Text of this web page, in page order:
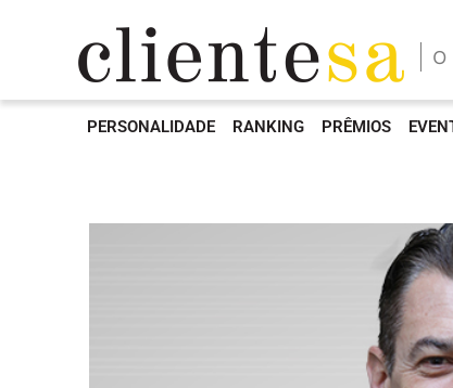
PERSONALIDADE RANKING PRÊMIOS